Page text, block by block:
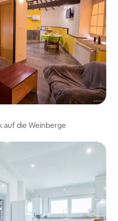
auf die Weinberge